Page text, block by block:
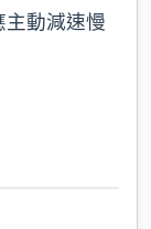
動減速慢